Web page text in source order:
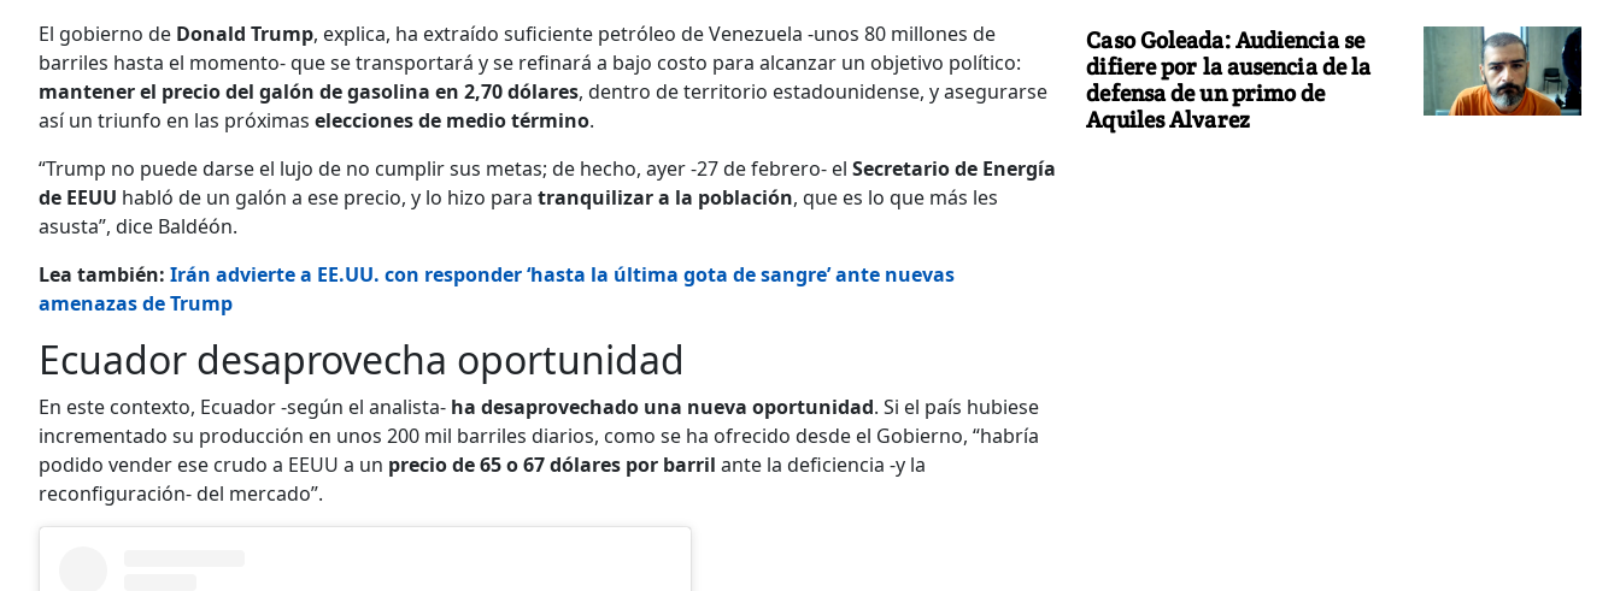
El gobierno de Donald Trump, explica, ha extraído suficiente petróleo de Venezuela -unos 80 millones de
barriles hasta el momento- que se transportará y se refinará a bajo costo para alcanzar un objetivo político:
mantener el precio del galón de gasolina en 2,70 dólares, dentro de territorio estadounidense, y asegurarse
así un triunfo en las próximas elecciones de medio término.
“Trump no puede darse el lujo de no cumplir sus metas; de hecho, ayer -27 de febrero- el Secretario de Energía
de EEUU habló de un galón a ese precio, y lo hizo para tranquilizar a la población, que es lo que más les
asusta”, dice Baldéón.
Lea también: Irán advierte a EE.UU. con responder ‘hasta la última gota de sangre’ ante nuevas
amenazas de Trump
Ecuador desaprovecha oportunidad
En este contexto, Ecuador -según el analista- ha desaprovechado una nueva oportunidad. Si el país hubiese
incrementado su producción en unos 200 mil barriles diarios, como se ha ofrecido desde el Gobierno, “habría
podido vender ese crudo a EEUU a un precio de 65 o 67 dólares por barril ante la deficiencia -y la
reconfiguración- del mercado”.
Caso Goleada: Audiencia se
difiere por la ausencia de la
defensa de un primo de
Aquiles Alvarez